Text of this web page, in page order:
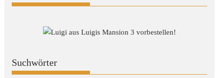
Suchwörter